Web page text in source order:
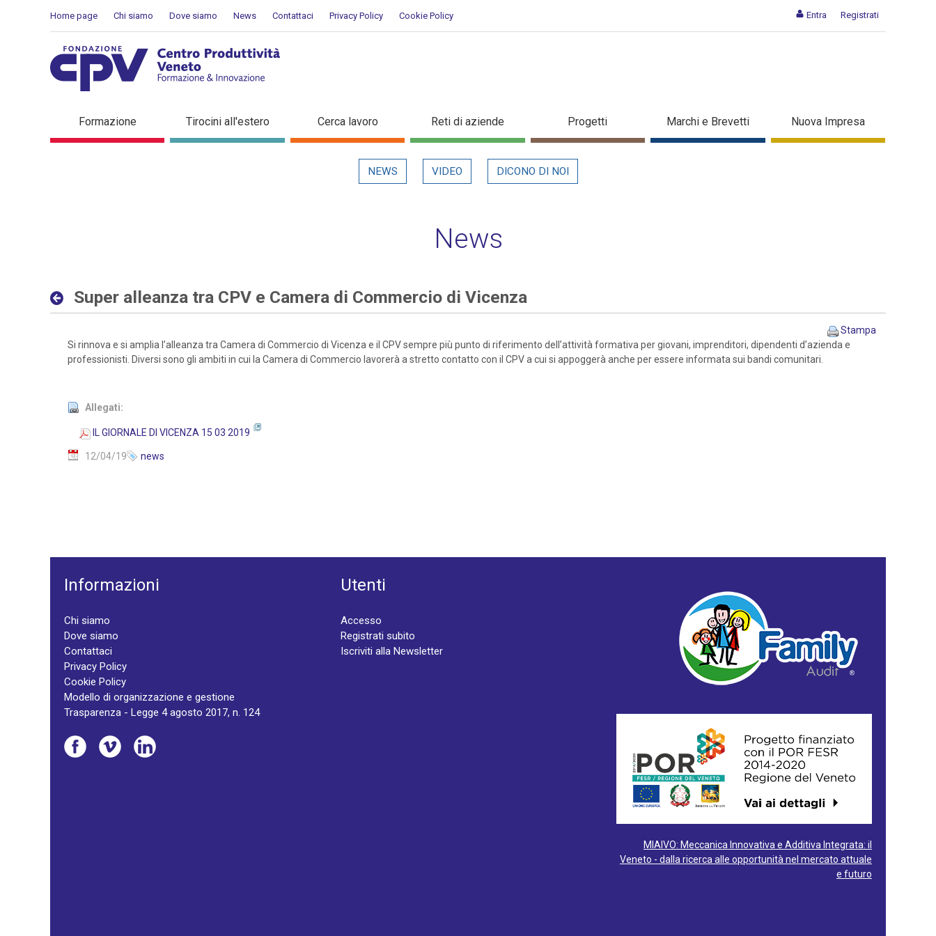
Entra Registrati
Home page Chi siamo Dove siamo News Contattaci Privacy Policy Cookie Policy
Super alleanza tra CPV e Camera di Commercio di Vicenza - Dettaglio in evidenza
Formazione Tirocini all'estero Cerca lavoro Reti di aziende Progetti Marchi e Brevetti Nuova Impresa
NEWS VIDEO DICONO DI NOI
News
Super alleanza tra CPV e Camera di Commercio di Vicenza
Stampa
Si rinnova e si amplia l’alleanza tra Camera di Commercio di Vicenza e il CPV sempre più punto di riferimento dell’attività formativa per giovani, imprenditori, dipendenti d’azienda e
professionisti. Diversi sono gli ambiti in cui la Camera di Commercio lavorerà a stretto contatto con il CPV a cui si appoggerà anche per essere informata sui bandi comunitari.
Allegati:
IL GIORNALE DI VICENZA 15 03 2019
12/04/19 news
Informazioni
Chi siamo
Dove siamo
Contattaci
Privacy Policy
Cookie Policy
Modello di organizzazione e gestione
Trasparenza - Legge 4 agosto 2017, n. 124
Utenti
Accesso
Registrati subito
Iscriviti alla Newsletter
MIAIVO: Meccanica Innovativa e Additiva Integrata: il
Veneto - dalla ricerca alle opportunità nel mercato attuale
e futuro